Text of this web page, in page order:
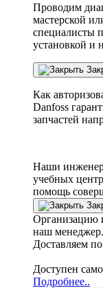
Проводим
мастерской
специалисты
установкой и
Как
Danfoss
запчастей
Наши
учебных
помощь
Организацию
наш менеджер.
Доставляем
Доступен
Подробнее..